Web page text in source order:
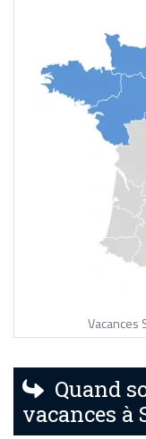
Quand
vacances